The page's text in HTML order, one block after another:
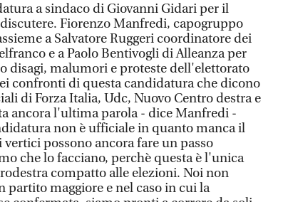
a sindaco di Giovanni Gidari per il
Fiorenzo Manfredi, capogruppo
a Salvatore Ruggeri coordinatore dei
e a Paolo Bentivogli di Alleanza per
disagi, malumori e proteste dell'elettorato
confronti di questa candidatura che dicono
di Forza Italia, Udc, Nuovo Centro destra e
ancora l'ultima parola - dice Manfredi -
non è ufficiale in quanto manca il
possono ancora fare un passo
che lo facciano, perchè questa è l'unica
compatto alle elezioni. Noi non
partito maggiore e nel caso in cui la